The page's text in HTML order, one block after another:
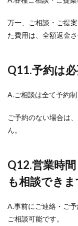
万一、ご相談・ご提
た費用は、全額返金さ
Q11.予約は
A.ご相談は全て予約制
ご予約のない場合は
ん。
Q12.営業時
も相談できま
A.事前にご連絡・ご
ご相談可能です。